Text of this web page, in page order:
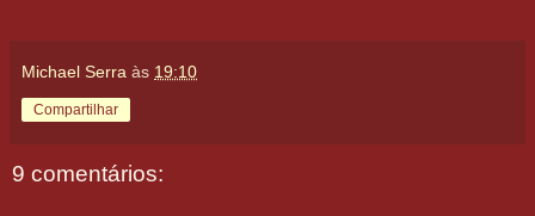
Michael Serra às 19:10
Compartilhar
9 comentários: